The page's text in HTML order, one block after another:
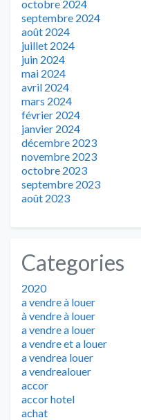
octobre 2024
septembre 2024
août 2024
juillet 2024
juin 2024
mai 2024
avril 2024
mars 2024
février 2024
janvier 2024
décembre 2023
novembre 2023
octobre 2023
septembre 2023
août 2023
Categories
2020
a vendre à louer
à vendre à louer
a vendre a louer
a vendre et a louer
a vendrea louer
a vendrealouer
accor
accor hotel
achat